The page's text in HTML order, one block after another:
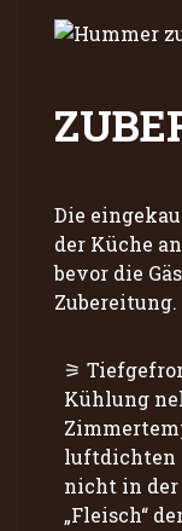
Die
der Küche
bevor die
Kühlung
luftdichten
nicht in der
„Fleisch“